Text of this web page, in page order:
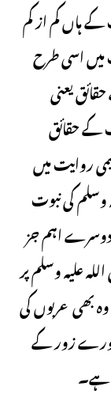
ہاں کم از کم
میں اسی طرح
یعنی
کے حقائق
روایت میں
وسلم کی نبوت
اہم جز
علیہ وسلم پر
بھی عربوں کی
زور کے
ہے۔